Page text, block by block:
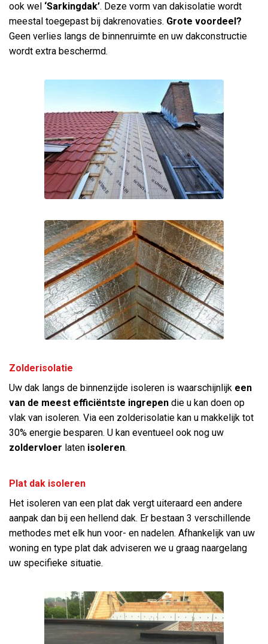
ook wel ‘Sarkingdak’. Deze vorm van dakisolatie wordt
meestal toegepast bij dakrenovaties. Grote voordeel?
Geen verlies langs de binnenruimte en uw dakconstructie
wordt extra beschermd.
Zolderisolatie
Uw dak langs de binnenzijde isoleren is waarschijnlijk een
van de meest efficiëntste ingrepen die u kan doen op
vlak van isoleren. Via een zolderisolatie kan u makkelijk tot
30% energie besparen. U kan eventueel ook nog uw
zoldervloer laten isoleren.
Plat dak isoleren
Het isoleren van een plat dak vergt uiteraard een andere
aanpak dan bij een hellend dak. Er bestaan 3 verschillende
methodes met elk hun voor- en nadelen. Afhankelijk van uw
woning en type plat dak adviseren we u graag naargelang
uw specifieke situatie.